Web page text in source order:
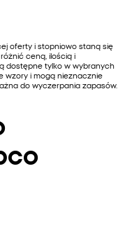
oferty i stopniowo staną się
ceną, ilością i
dostępne tylko w wybranych
wzory i mogą nieznacznie
do wyczerpania zapasów.